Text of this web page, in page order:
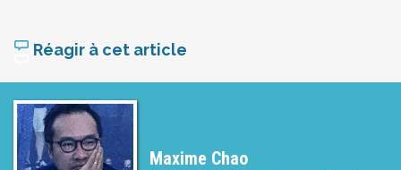
Réagir à cet article
Maxime Chao